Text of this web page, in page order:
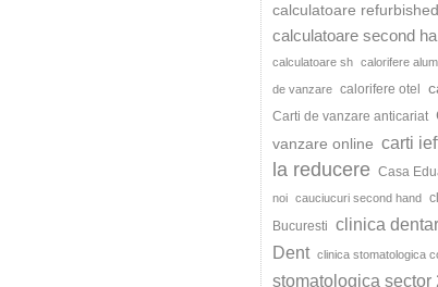
calculatoare refurbished
calculatoare second
calculatoare sh calorifere
de vanzare calorifere otel
Carti de vanzare anticariat
vanzare online carti
la reducere Casa
noi cauciucuri second hand
Bucuresti clinica
Dent clinica stomatologica
stomatologica sector